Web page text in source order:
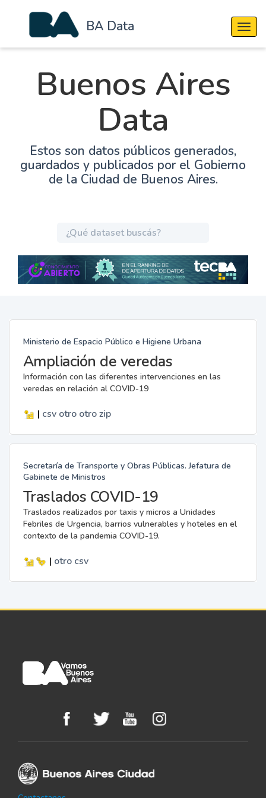
BA Data
Buenos Aires
Data
Estos son datos públicos generados,
guardados y publicados por el Gobierno
de la Ciudad de Buenos Aires.
Ministerio de Espacio Público e Higiene Urbana
Ampliación de veredas
Información con las diferentes intervenciones en las
veredas en relación al COVID-19
| csv otro otro zip
Secretaría de Transporte y Obras Públicas. Jefatura de
Gabinete de Ministros
Traslados COVID-19
Traslados realizados por taxis y micros a Unidades
Febriles de Urgencia, barrios vulnerables y hoteles en el
contexto de la pandemia COVID-19.
| otro csv